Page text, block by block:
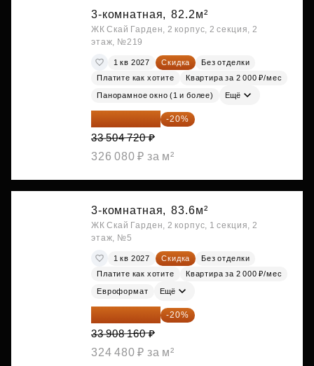
3-комнатная, 82.2м²
ЖК Скай Гарден, 2 корпус, 2 секция, 2
этаж, №219
1 кв 2027 Скидка
Без отделки
Платите как хотите
Квартира за 2 000 ₽/мес
Панорамное окно (1 и более) Ещё
26 803 776 ₽ -20%
33 504 720 ₽
326 080 ₽ за м²
3-комнатная, 83.6м²
ЖК Скай Гарден, 2 корпус, 1 секция, 2
этаж, №5
1 кв 2027 Скидка
Без отделки
Платите как хотите
Квартира за 2 000 ₽/мес
Евроформат Ещё
27 126 528 ₽ -20%
33 908 160 ₽
324 480 ₽ за м²